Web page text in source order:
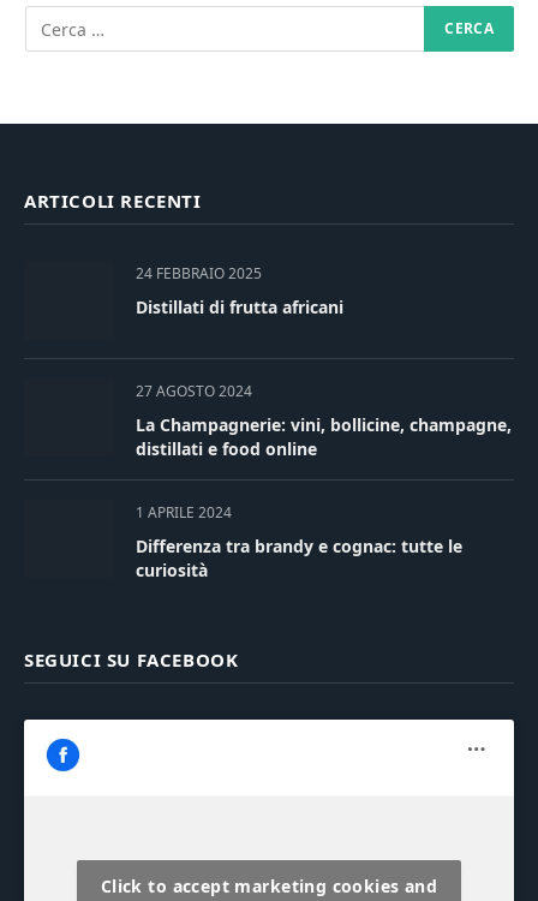
ARTICOLI RECENTI
24 FEBBRAIO 2025
Distillati di frutta africani
27 AGOSTO 2024
La Champagnerie: vini, bollicine, champagne,
distillati e food online
1 APRILE 2024
Differenza tra brandy e cognac: tutte le
curiosità
SEGUICI SU FACEBOOK
Click to accept marketing cookies and